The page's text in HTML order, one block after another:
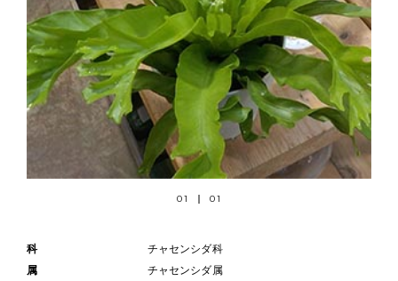
01 01
科
チャセンシダ科
属
チャセンシダ属